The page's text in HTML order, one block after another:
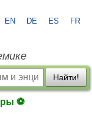
EN DE ES FR
Найти!
⚽